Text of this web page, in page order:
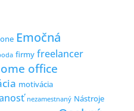
Emočná
firmy freelancer
office
motivácia
nezamestnaný Nástroje